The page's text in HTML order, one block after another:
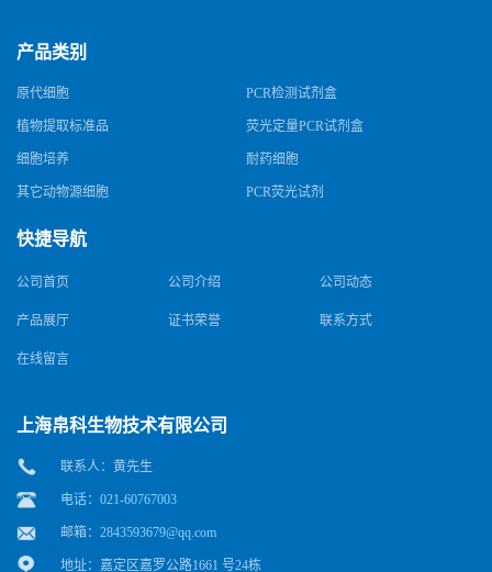
产品类别
原代细胞 PCR检测试剂盒
植物提取标准品 荧光定量PCR试剂盒
细胞培养 耐药细胞
其它动物源细胞 PCR荧光试剂
快捷导航
公司首页 公司介绍 公司动态
产品展厅 证书荣誉 联系方式
在线留言
上海帛科生物技术有限公司
联系人：黄先生
电话：021-60767003
邮箱： 2843593679@qq.com
地址：嘉定区嘉罗公路1661 号24栋